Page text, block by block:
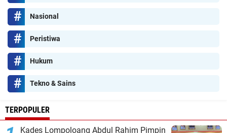
Nasional
Peristiwa
Hukum
Tekno & Sains
TERPOPULER
Kades Lompoloang Abdul Rahim Pimpin